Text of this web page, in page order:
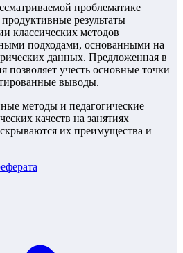
проблематике
результаты
классических методов
подходами, основанными на
данных. Предложенная в
позволяет учесть основные точки
выводы.
методы и педагогические
качеств на занятиях
их преимущества и